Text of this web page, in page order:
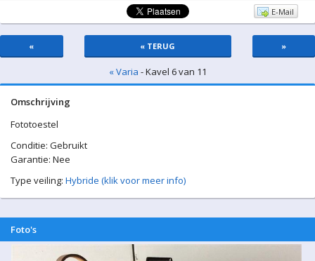
E-Mail
« « TERUG »
« Varia - Kavel 6 van 11
Omschrijving
Fototoestel
Conditie: Gebruikt
Garantie: Nee
Type veiling: Hybride (klik voor meer info)
Foto's